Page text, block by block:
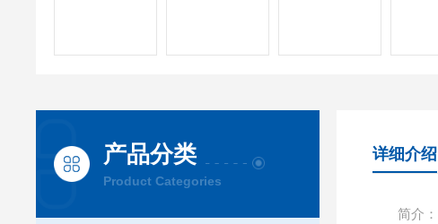
产品分类
Product Categories
详细介绍
简介：